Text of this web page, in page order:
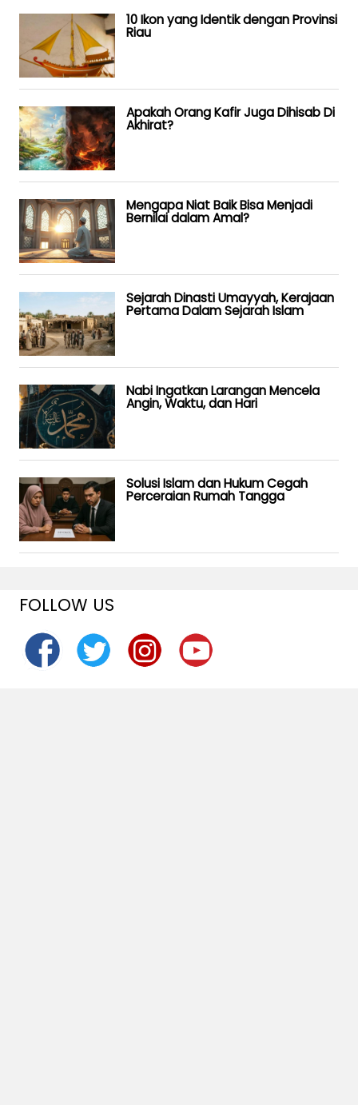
10 Ikon yang Identik dengan Provinsi
Riau
Apakah Orang Kafir Juga Dihisab Di
Akhirat?
Mengapa Niat Baik Bisa Menjadi
Bernilai dalam Amal?
Sejarah Dinasti Umayyah, Kerajaan
Pertama Dalam Sejarah Islam
Nabi Ingatkan Larangan Mencela
Angin, Waktu, dan Hari
Solusi Islam dan Hukum Cegah
Perceraian Rumah Tangga
FOLLOW US